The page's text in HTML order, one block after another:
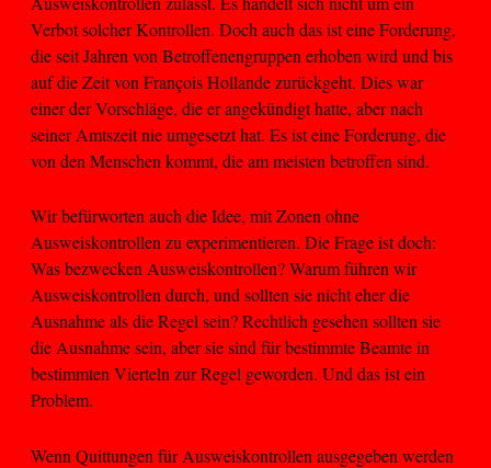
Verbot solcher Kontrollen. Doch auch das ist eine Forderung,
die seit Jahren von Betroffenengruppen erhoben wird und bis
auf die Zeit von François Hollande zurückgeht. Dies war
einer der Vorschläge, die er angekündigt hatte, aber nach
seiner Amtszeit nie umgesetzt hat. Es ist eine Forderung, die
von den Menschen kommt, die am meisten betroffen sind.
Wir befürworten auch die Idee, mit Zonen ohne
Ausweiskontrollen zu experimentieren. Die Frage ist doch:
Was bezwecken Ausweiskontrollen? Warum führen wir
Ausweiskontrollen durch, und sollten sie nicht eher die
Ausnahme als die Regel sein? Rechtlich gesehen sollten sie
die Ausnahme sein, aber sie sind für bestimmte Beamte in
bestimmten Vierteln zur Regel geworden. Und das ist ein
Problem.
Wenn Quittungen für Ausweiskontrollen ausgegeben werden